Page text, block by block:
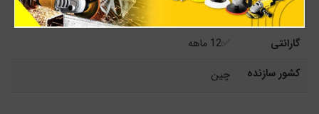
سرعت
480-200 و 680-250 دور در دقیقه
گارانتی
✅12 ماهه
کشور سازنده
چین